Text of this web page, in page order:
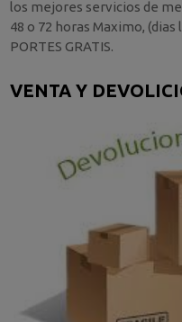
los mejores servicios de
48 o 72 horas Maximo, (dias
PORTES GRATIS.
VENTA Y